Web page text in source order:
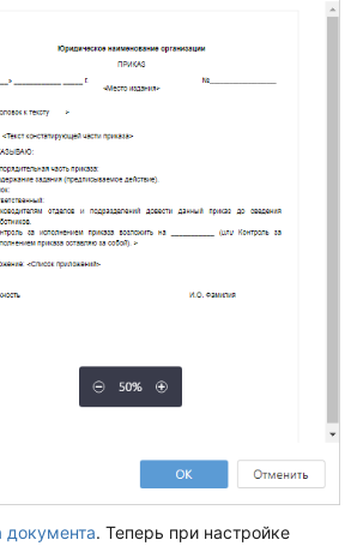
документа. Теперь при настройке